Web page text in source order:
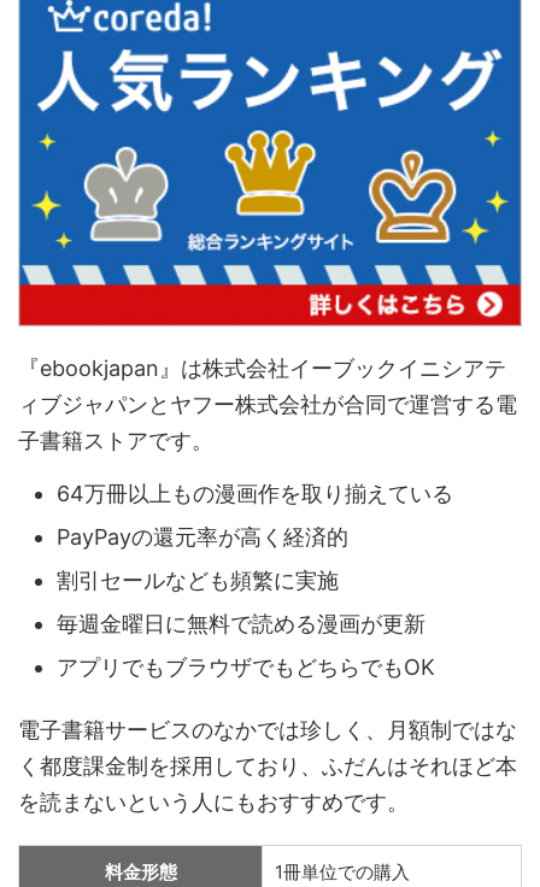
『ebookjapan』は株式会社イーブックイニシアテ
ィブジャパンとヤフー株式会社が合同で運営する電
子書籍ストアです。
64万冊以上もの漫画作を取り揃えている
PayPayの還元率が高く経済的
割引セールなども頻繁に実施
毎週金曜日に無料で読める漫画が更新
アプリでもブラウザでもどちらでもOK
電子書籍サービスのなかでは珍しく、月額制ではな
く都度課金制を採用しており、ふだんはそれほど本
を読まないという人にもおすすめです。
料金形態 1冊単位での購入